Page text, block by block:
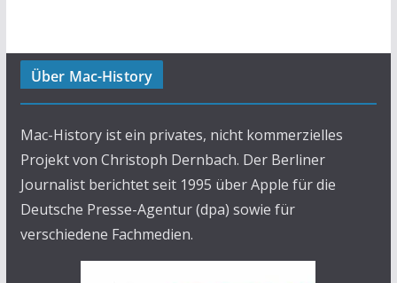
Über Mac-History
Mac-History ist ein privates, nicht kommerzielles
Projekt von Christoph Dernbach. Der Berliner
Journalist berichtet seit 1995 über Apple für die
Deutsche Presse-Agentur (dpa) sowie für
verschiedene Fachmedien.